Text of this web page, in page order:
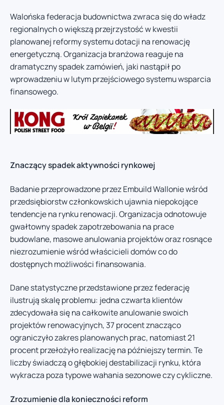
Walońska federacja budownictwa zwraca się do władz
regionalnych o większą przejrzystość w kwestii
planowanej reformy systemu dotacji na renowację
energetyczną. Organizacja branżowa reaguje na
dramatyczny spadek zamówień, jaki nastąpił po
wprowadzeniu w lutym przejściowego systemu wsparcia
finansowego.
Znaczący spadek aktywności rynkowej
Badanie przeprowadzone przez Embuild Wallonie wśród
przedsiębiorstw członkowskich ujawnia niepokojące
tendencje na rynku renowacji. Organizacja odnotowuje
gwałtowny spadek zapotrzebowania na prace
budowlane, masowe anulowania projektów oraz rosnące
niezrozumienie wśród właścicieli domów co do
dostępnych możliwości finansowania.
Dane statystyczne przedstawione przez federację
ilustrują skalę problemu: jedna czwarta klientów
zdecydowała się na całkowite anulowanie swoich
projektów renowacyjnych, 37 procent znacząco
ograniczyło zakres planowanych prac, natomiast 21
procent przełożyło realizację na późniejszy termin. Te
liczby świadczą o głębokiej destabilizacji rynku, która
wykracza poza typowe wahania sezonowe czy cykliczne.
Zrozumienie dla konieczności reform